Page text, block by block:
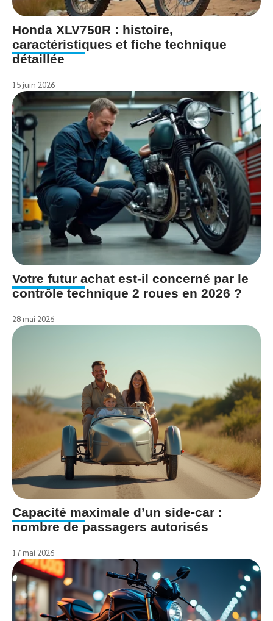
Honda XLV750R : histoire,
caractéristiques et fiche technique
détaillée
15 juin 2026
Votre futur achat est-il concerné par le
contrôle technique 2 roues en 2026 ?
28 mai 2026
Capacité maximale d’un side-car :
nombre de passagers autorisés
17 mai 2026